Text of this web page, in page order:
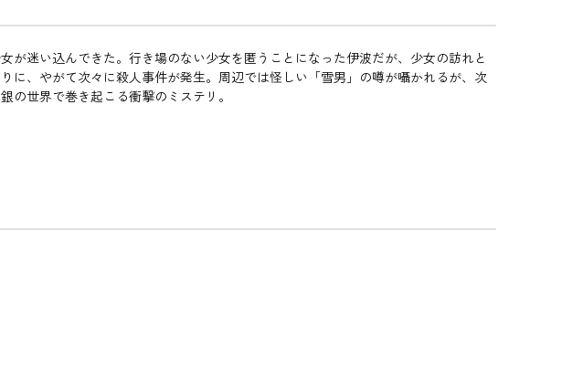
迷い込んできた。行き場のない少女を匿うことになった伊波だが、少女の訪れと
、やがて次々に殺人事件が発生。周辺では怪しい「雪男」の噂が囁かれるが、次
世界で巻き起こる衝撃のミステリ。